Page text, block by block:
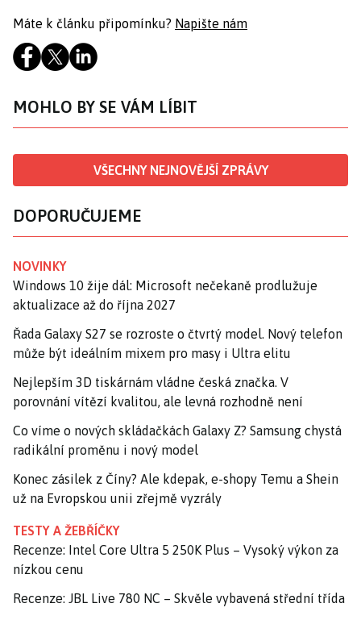
Máte k článku připomínku? Napište nám
MOHLO BY SE VÁM LÍBIT
VŠECHNY NEJNOVĚJŠÍ ZPRÁVY
DOPORUČUJEME
NOVINKY
Windows 10 žije dál: Microsoft nečekaně prodlužuje
aktualizace až do října 2027
Řada Galaxy S27 se rozroste o čtvrtý model. Nový telefon
může být ideálním mixem pro masy i Ultra elitu
Nejlepším 3D tiskárnám vládne česká značka. V
porovnání vítězí kvalitou, ale levná rozhodně není
Co víme o nových skládačkách Galaxy Z? Samsung chystá
radikální proměnu i nový model
Konec zásilek z Číny? Ale kdepak, e-shopy Temu a Shein
už na Evropskou unii zřejmě vyzrály
TESTY A ŽEBŘÍČKY
Recenze: Intel Core Ultra 5 250K Plus – Vysoký výkon za
nízkou cenu
Recenze: JBL Live 780 NC – Skvěle vybavená střední třída